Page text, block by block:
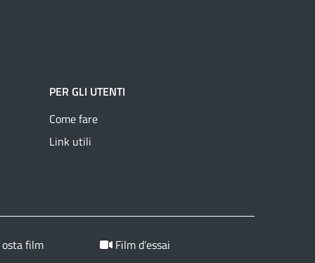
PER GLI UTENTI
Come fare
Link utili
film Film d’essai